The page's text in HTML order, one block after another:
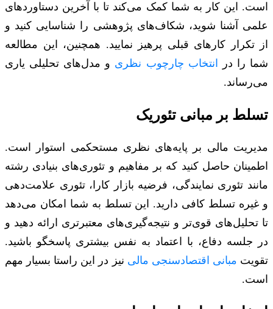
است. این کار به شما کمک می‌کند تا با آخرین دستاوردهای
علمی آشنا شوید، شکاف‌های پژوهشی را شناسایی کنید و
از تکرار کارهای قبلی پرهیز نمایید. همچنین، این مطالعه
شما را در
انتخاب چارچوب نظری و مدل‌های تحلیلی یاری
می‌رساند.
تسلط بر مبانی تئوریک
مدیریت مالی بر پایه‌های نظری مستحکمی استوار است.
اطمینان حاصل کنید که بر مفاهیم و تئوری‌های بنیادی رشته
مانند تئوری نمایندگی، فرضیه بازار کارا، تئوری علامت‌دهی
و غیره تسلط کافی دارید. این تسلط به شما امکان می‌دهد
تا تحلیل‌های قوی‌تر و نتیجه‌گیری‌های معتبرتری ارائه دهید و
در جلسه دفاع، با اعتماد به نفس بیشتری پاسخگو باشید.
تقویت مبانی اقتصادسنجی مالی نیز در این راستا بسیار مهم
است.